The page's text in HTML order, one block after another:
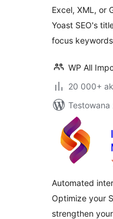
Excel, XML, or
Yoast SEO's
focus
WP All
20 000+
Testowana
Automated
Optimize your
strengthen